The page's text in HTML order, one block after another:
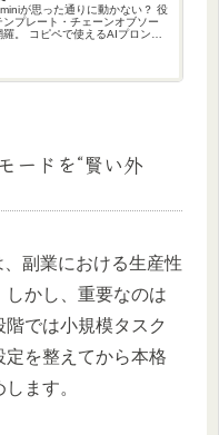
が思った通りに動かない？ 役
プレート・チェーンオブソー
羅。 コピペで使えるAIプロンプ
ードを“賢い外
副業における生産性
しかし、重要なのは
階では小規模タスク
を整えてから本格
ます。